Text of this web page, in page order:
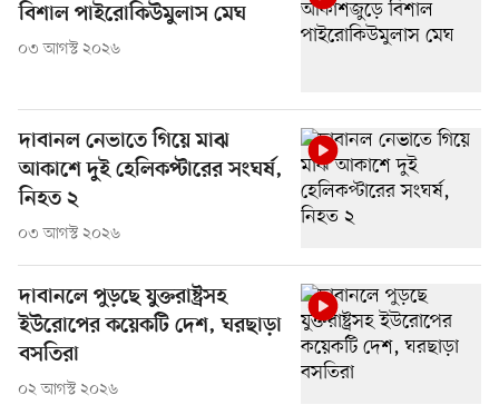
বিশাল পাইরোকিউমুলাস মেঘ
০৩ আগস্ট ২০২৬
দাবানল নেভাতে গিয়ে মাঝ
আকাশে দুই হেলিকপ্টারের সংঘর্ষ,
নিহত ২
০৩ আগস্ট ২০২৬
দাবানলে পুড়ছে যুক্তরাষ্ট্রসহ
ইউরোপের কয়েকটি দেশ, ঘরছাড়া
বসতিরা
০২ আগস্ট ২০২৬